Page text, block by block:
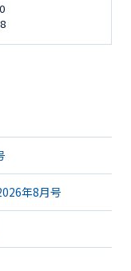
年8月号